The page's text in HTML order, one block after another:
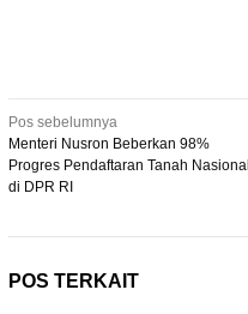
Navigasi
pos
Pos sebelumnya
Menteri Nusron Beberkan 98%
Progres Pendaftaran Tanah Nasional
di DPR RI
POS TERKAIT